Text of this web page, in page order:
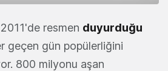
resmen duyurduğu
geçen gün popülerliğini
800 milyonu aşan